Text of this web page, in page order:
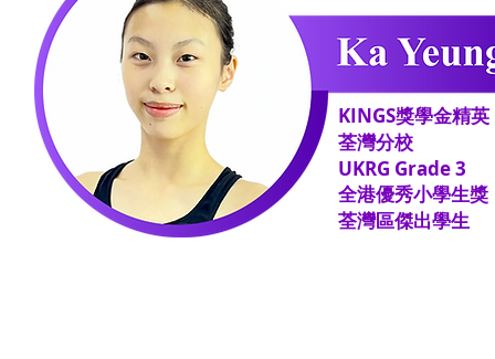
KINGS獎學金精英
荃灣分校
​UKRG Grade 3
全港優秀小學生獎
荃灣區傑出學生